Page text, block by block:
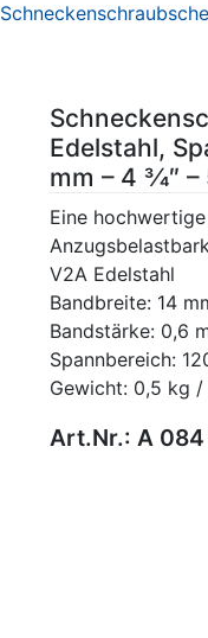
Edelstahl,
mm – 4 3⁄4″ –
Eine
V2A Edelstahl
Bandbreite: 14
Bandstärke: 0,6
Spannbereich:
Gewicht: 0,5 kg /
Art.Nr.: A 084